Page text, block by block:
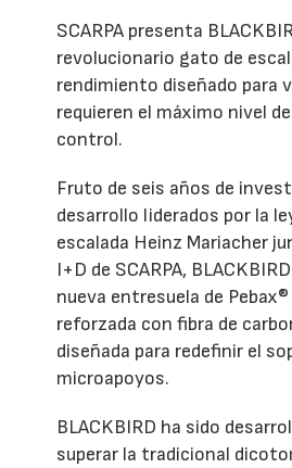
SCARPA presenta
revolucionario gato de
rendimiento diseñado para
requieren el máximo nivel
control.
Fruto de seis años de
desarrollo liderados por la
escalada Heinz Mariacher
I+D de SCARPA,
nueva entresuela de
reforzada con fibra de
diseñada para redefinir el
microapoyos.
BLACKBIRD ha sido
superar la tradicional